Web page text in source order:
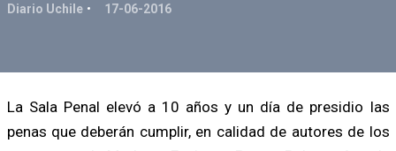
Diario Uchile 17-06-2016
La Sala Penal elevó a 10 años y un día de presidio las
penas que deberán cumplir, en calidad de autores de los